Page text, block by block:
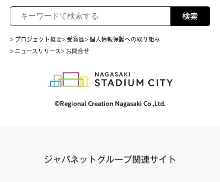
検索
> プロジェクト概要> 受賞歴> 個人情報保護への取り組み
> ニュースリリース> お問合せ
©Regional Creation Nagasaki Co.,Ltd.
ジャパネットグループ関連サイト